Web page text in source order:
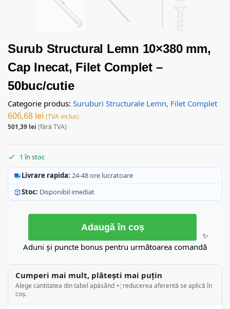
Surub Structural Lemn 10×380 mm,
Cap Inecat, Filet Complet –
50buc/cutie
Categorie produs: Suruburi Structurale Lemn, Filet Complet
606,68 lei (TVA inclus)
501,39 lei (fără TVA)
1 în stoc
Livrare rapida: 24-48 ore lucratoare
Stoc: Disponibil imediat
Adaugă în coș
✨
Aduni și puncte bonus pentru următoarea comandă
Cumperi mai mult, plătești mai puțin
Alege cantitatea din tabel apăsând +; reducerea aferentă se aplică în
coș.